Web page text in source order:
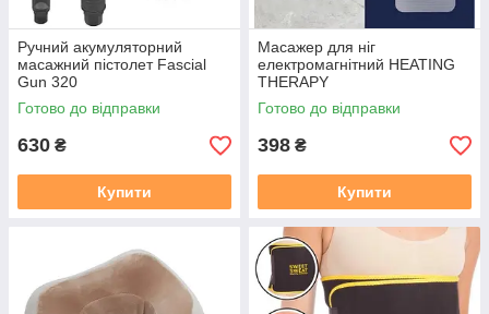
Ручний акумуляторний
масажний пістолет Fascial
Gun 320
Готово до відправки
630 ₴
Купити
Масажер для ніг
електромагнітний HEATING
THERAPY
Готово до відправки
398 ₴
Купити